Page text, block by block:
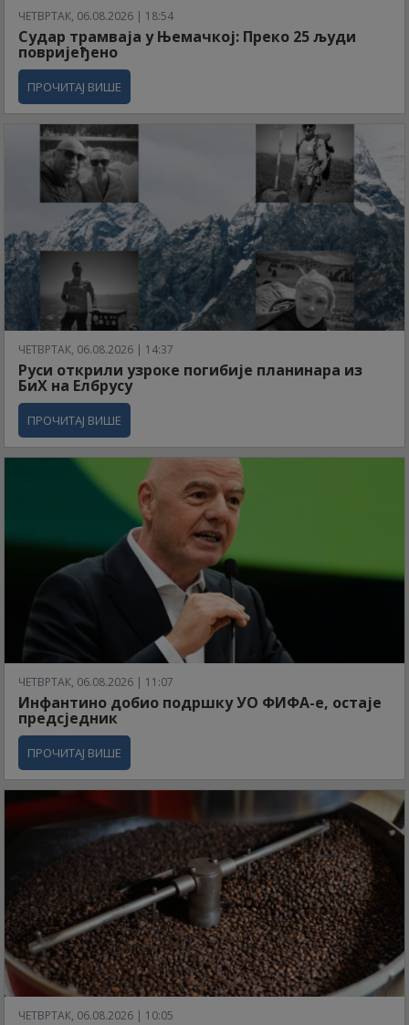
ЧЕТВРТАК, 06.08.2026 | 18:54
Судар трамваја у Њемачкој: Преко 25 људи
повријеђено
ПРОЧИТАЈ ВИШЕ
ЧЕТВРТАК, 06.08.2026 | 14:37
Руси открили узроке погибије планинара из
БиХ на Елбрусу
ПРОЧИТАЈ ВИШЕ
ЧЕТВРТАК, 06.08.2026 | 11:07
Инфантино добио подршку УО ФИФА-е, остаје
предсједник
ПРОЧИТАЈ ВИШЕ
ЧЕТВРТАК, 06.08.2026 | 10:05